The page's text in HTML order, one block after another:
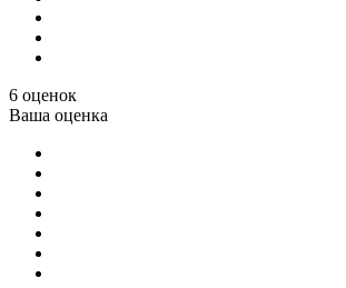
6 оценок
Ваша оценка